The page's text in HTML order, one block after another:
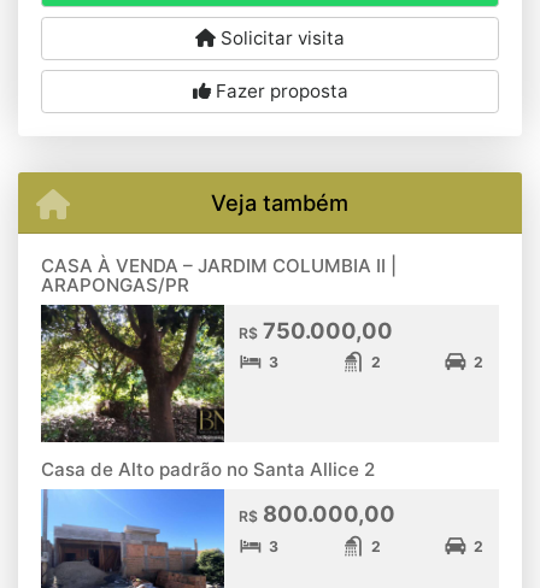
Solicitar visita
Fazer proposta
Veja também
CASA À VENDA – JARDIM COLUMBIA II |
ARAPONGAS/PR
R$ 750.000,00
3 2 2
Casa de Alto padrão no Santa Allice 2
R$ 800.000,00
3 2 2